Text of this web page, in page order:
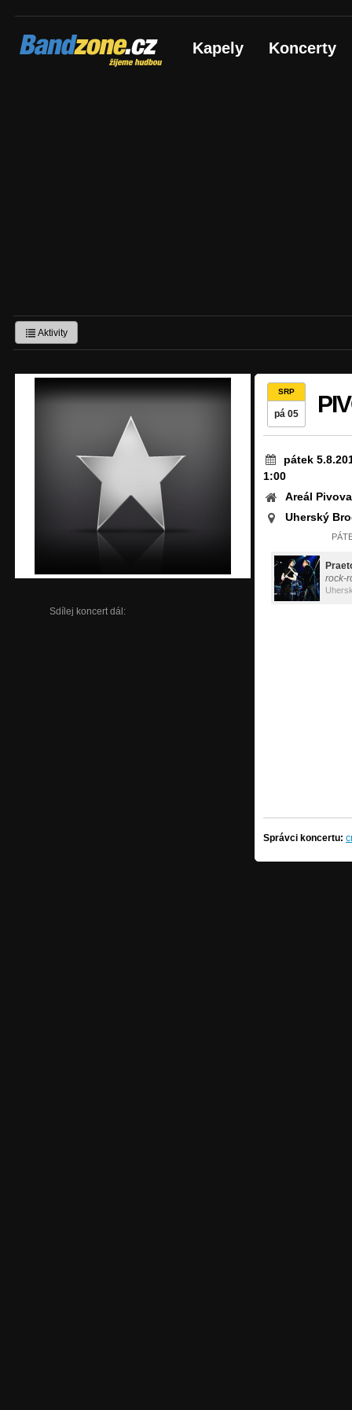
Bandzone.cz
žijeme hudbou Kapely Koncerty
Aktivity
Sdílej koncert dál:
SRP
pá 05
pátek
1:00
Areál
Uherský
rock-
Správci koncertu: